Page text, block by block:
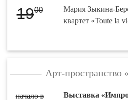
1900
Мария Зыкина-
квартет «Toute la
Арт-пространство
начало в
Выставка